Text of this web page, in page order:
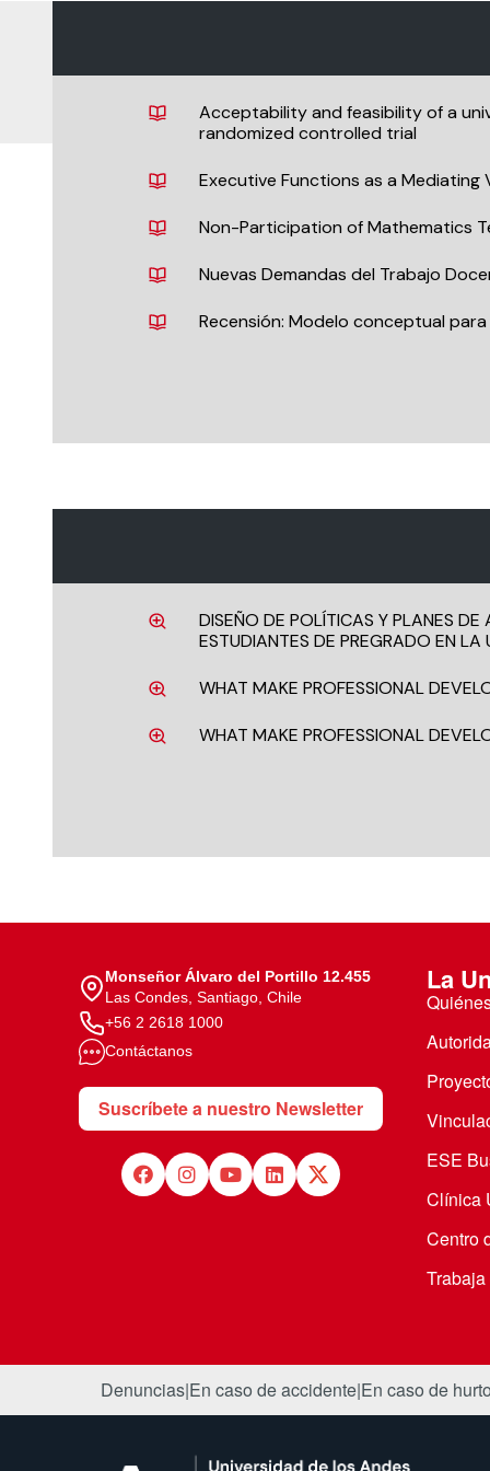
Acceptability and feasibility of a
randomized controlled trial
Executive Functions as a Mediating
Non-Participation of Mathematics
Nuevas Demandas del Trabajo
Recensión: Modelo conceptual
DISEÑO DE POLÍTICAS Y PLANES
ESTUDIANTES DE PREGRADO EN LA
WHAT MAKE PROFESSIONAL
WHAT MAKE PROFESSIONAL
Monseñor Álvaro del Portillo 12.455
Las Condes, Santiago, Chile
+56 2 2618 1000
Contáctanos
Suscríbete a nuestro Newsletter
La
ESE
Clínica
Centro
Denuncias|En caso de accidente|En caso de hurto